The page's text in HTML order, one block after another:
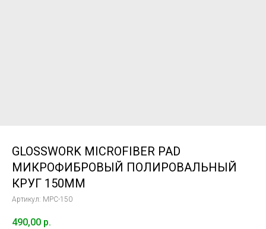
GLOSSWORK MICROFIBER PAD
МИКРОФИБРОВЫЙ ПОЛИРОВАЛЬНЫЙ
КРУГ 150ММ
Артикул: MPC-150
490,00 р.